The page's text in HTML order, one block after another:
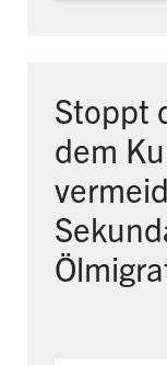
Stoppt
dem